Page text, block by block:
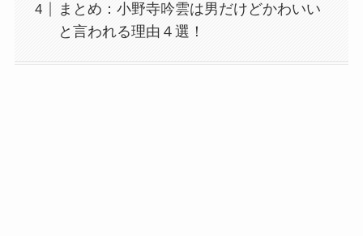
まとめ：小野寺吟雲は男だけどかわいい
と言われる理由４選！